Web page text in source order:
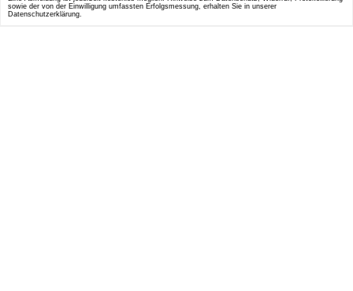
sowie der von der Einwilligung umfassten Erfolgsmessung, erhalten Sie in unserer
Datenschutzerklärung.